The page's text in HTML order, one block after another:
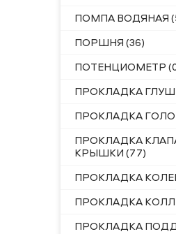
ПОМПА ВОДЯНАЯ
ПОРШНЯ (36)
ПОТЕНЦИОМЕТР
ПРОКЛАДКА
ПРОКЛАДКА
ПРОКЛАДКА
КРЫШКИ (77)
ПРОКЛАДКА
ПРОКЛАДКА
ПРОКЛАДКА